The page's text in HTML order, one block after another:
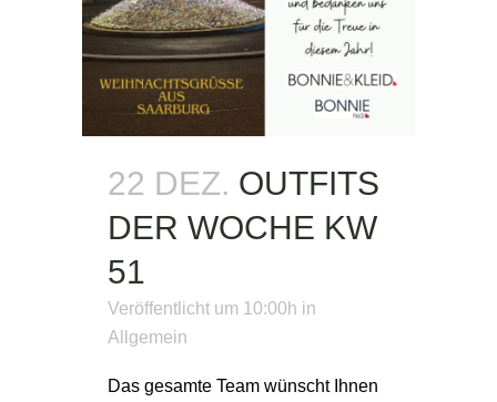
22 DEZ. OUTFITS
DER WOCHE KW
51
Veröffentlicht um 10:00h in
Allgemein
Das gesamte Team wünscht Ihnen